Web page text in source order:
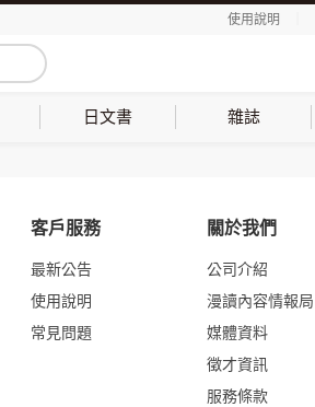
使用說明
日文書 雜誌
客戶服務
最新公告
使用說明
常見問題
關於我們
公司介紹
漫讀內容情報局
媒體資料
徵才資訊
服務條款